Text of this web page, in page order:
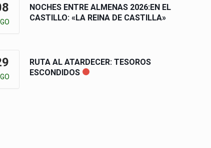
NOCHES ENTRE ALMENAS 2026:EN EL
CASTILLO: «LA REINA DE CASTILLA»
RUTA AL ATARDECER: TESOROS
ESCONDIDOS